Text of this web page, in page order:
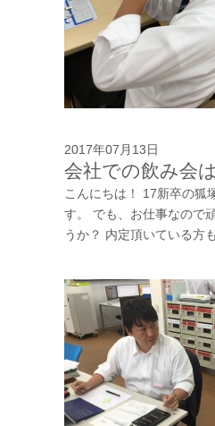
2017年07月13日
会社での飲み会は
こんにちは！ 17新卒の
す。 でも、お仕事なので
うか？ 内定頂いている方